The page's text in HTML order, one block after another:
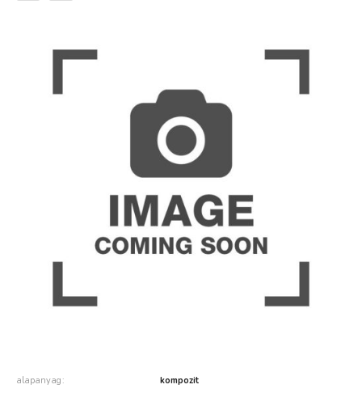
alapanyag kompozit